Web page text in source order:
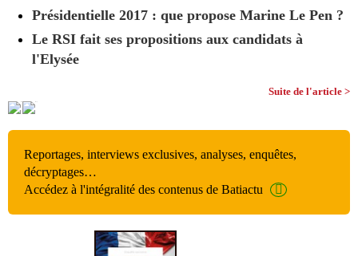
Présidentielle 2017 : que propose Marine Le Pen ?
Le RSI fait ses propositions aux candidats à
l'Elysée
Suite de l'article >
Reportages, interviews exclusives, analyses, enquêtes,
décryptages…
Accédez à l'intégralité des contenus de Batiactu